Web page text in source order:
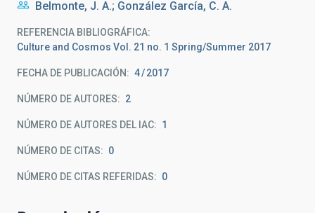
Belmonte, J. A.; González García, C. A.
REFERENCIA BIBLIOGRÁFICA
Culture and Cosmos Vol. 21 no. 1 Spring/Summer 2017
FECHA DE PUBLICACIÓN: 4 2017
NÚMERO DE AUTORES 2
NÚMERO DE AUTORES DEL IAC 1
NÚMERO DE CITAS 0
NÚMERO DE CITAS REFERIDAS 0